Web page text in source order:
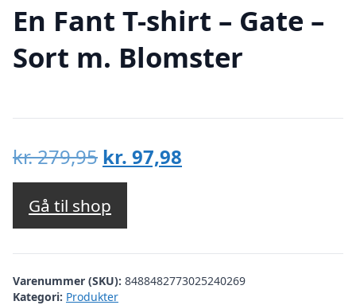
En Fant T-shirt – Gate –
Sort m. Blomster
kr.279,95 Den
oprindelige
pris
var:
kr. 279,95.
kr. 97,98
kr. 97,98.
Gå til shop
Varenummer (SKU): 8488482773025240269
Kategori: Produkter